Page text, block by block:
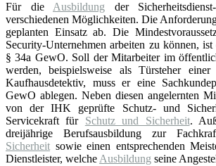
Für die Ausbildung der
verschiedenen Möglichkeiten. Die
geplanten Einsatz ab. Die
Security-Unternehmen arbeiten zu können,
§ 34a GewO. Soll der Mitarbeiter im
werden, beispielsweise als Türsteher
Kaufhausdetektiv, muss er eine
GewO ablegen. Neben diesen angelernten
von der IHK geprüfte Schutz- und
Servicekraft für Schutz und Sicherheit.
dreijährige Berufsausbildung zur
Sicherheit sowie einen entsprechenden
Dienstleister, welche Ausbildung seine